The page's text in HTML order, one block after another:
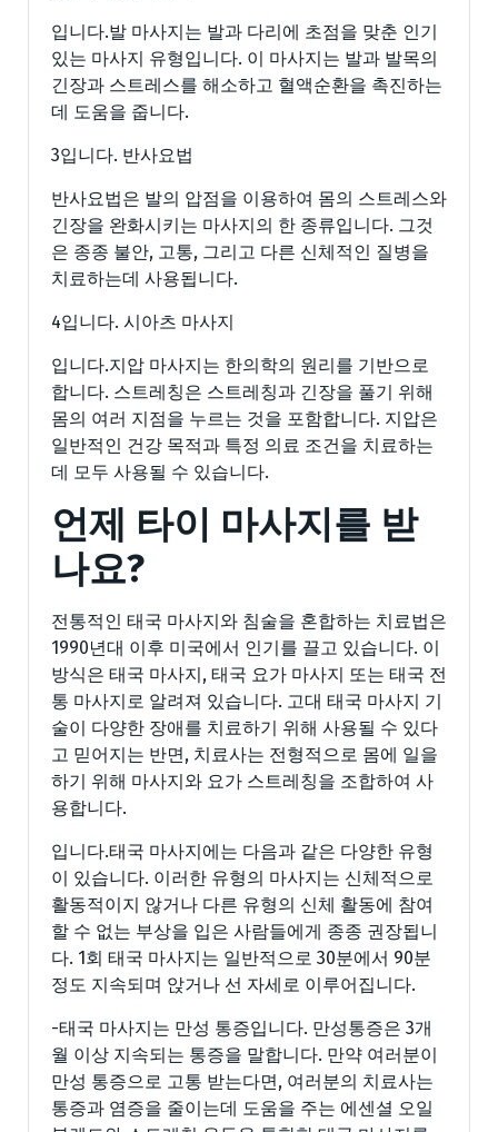
입니다.발 마사지는 발과 다리에 초점을 맞춘 인기
있는 마사지 유형입니다. 이 마사지는 발과 발목의
긴장과 스트레스를 해소하고 혈액순환을 촉진하는
데 도움을 줍니다.
3입니다. 반사요법
반사요법은 발의 압점을 이용하여 몸의 스트레스와
긴장을 완화시키는 마사지의 한 종류입니다. 그것
은 종종 불안, 고통, 그리고 다른 신체적인 질병을
치료하는데 사용됩니다.
4입니다. 시아츠 마사지
입니다.지압 마사지는 한의학의 원리를 기반으로
합니다. 스트레칭은 스트레칭과 긴장을 풀기 위해
몸의 여러 지점을 누르는 것을 포함합니다. 지압은
일반적인 건강 목적과 특정 의료 조건을 치료하는
데 모두 사용될 수 있습니다.
언제 타이 마사지를 받
나요?
전통적인 태국 마사지와 침술을 혼합하는 치료법은
1990년대 이후 미국에서 인기를 끌고 있습니다. 이
방식은 태국 마사지, 태국 요가 마사지 또는 태국 전
통 마사지로 알려져 있습니다. 고대 태국 마사지 기
술이 다양한 장애를 치료하기 위해 사용될 수 있다
고 믿어지는 반면, 치료사는 전형적으로 몸에 일을
하기 위해 마사지와 요가 스트레칭을 조합하여 사
용합니다.
입니다.태국 마사지에는 다음과 같은 다양한 유형
이 있습니다. 이러한 유형의 마사지는 신체적으로
활동적이지 않거나 다른 유형의 신체 활동에 참여
할 수 없는 부상을 입은 사람들에게 종종 권장됩니
다. 1회 태국 마사지는 일반적으로 30분에서 90분
정도 지속되며 앉거나 선 자세로 이루어집니다.
-태국 마사지는 만성 통증입니다. 만성통증은 3개
월 이상 지속되는 통증을 말합니다. 만약 여러분이
만성 통증으로 고통 받는다면, 여러분의 치료사는
통증과 염증을 줄이는데 도움을 주는 에센셜 오일